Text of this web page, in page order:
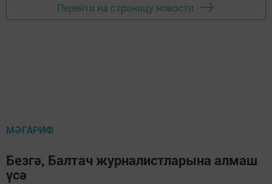
Перейти на страницу новости
МӘГАРИФ
Безгә, Балтач журналистларына алмаш
үсә